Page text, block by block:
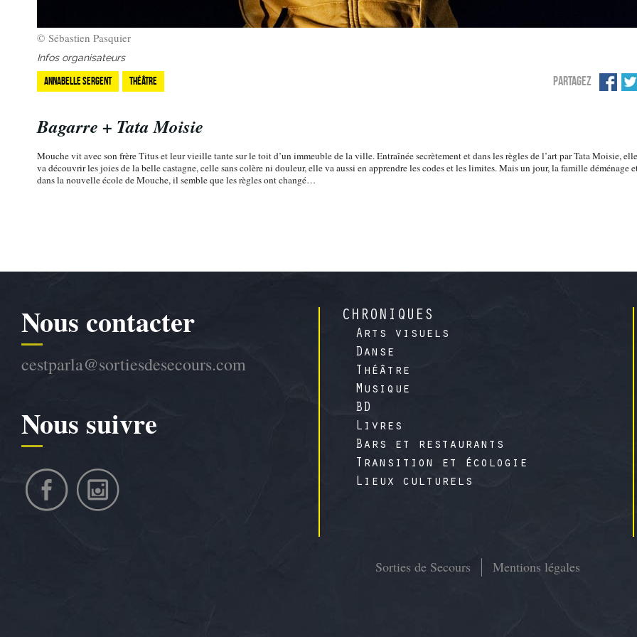
© Sébastien Pasquier
Infos organisateurs
PARTAGEZ
Annabelle Sergent Théâtre
Bagarre + Tata Moisie
Mouche vit avec son frère Titus et leur vieille tante sur le toit d’un immeuble de la ville. Entraînée secrètement et dans les règles de l’art par Tata Moisie,
va découvrir les joies de la belle castagne, celle sans colère ni douleur, elle va aussi en apprendre les codes et les limites. Mais un jour, la famille déménage
dans la nouvelle école de Mouche, il semble que les règles ont changé…
Nous contacter
cestparla@sortiesdesecours.com
Nous suivre
CHRONIQUES
Arts visuels
Danse
Théâtre
Musique
BD
Livres
Bars et restaurants
Transition et écologie
Lieux culturels
Sorties de Secours Mentions légales